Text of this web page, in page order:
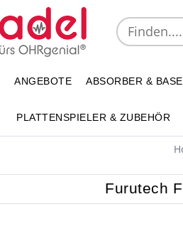
ANGEBOTE ABSORBER &
PLATTENSPIELER & ZUBEHÖR
Furutech